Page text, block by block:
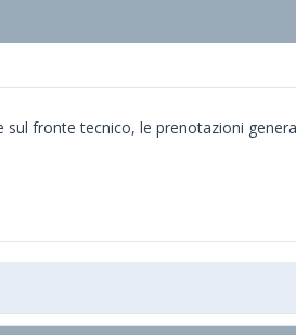
fronte tecnico, le prenotazioni